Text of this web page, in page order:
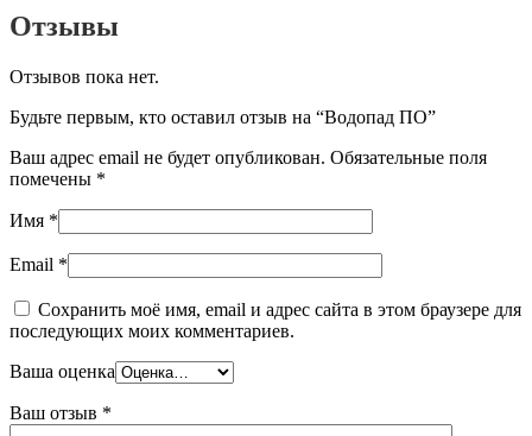
Отзывы
Отзывов пока нет.
Будьте первым, кто оставил отзыв на “Водопад ПО”
Ваш адрес email не будет опубликован. Обязательные поля
помечены *
Имя *
Email *
Сохранить моё имя, email и адрес сайта в этом браузере для
последующих моих комментариев.
Ваша оценка
Ваш отзыв *